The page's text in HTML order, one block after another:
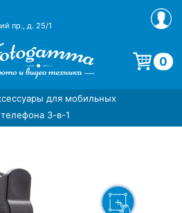
пр., д. 25/1
магазин фототехники
Gamma в СПб
фотоаксессуаров foto-
0
Корзина пуста.
для мобильных
3-в-1